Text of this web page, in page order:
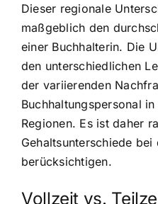
Dieser regionale
maßgeblich den
einer Buchhalterin. Die
den unterschiedlichen
der variierenden
Buchhaltungspersonal
Regionen. Es ist daher
Gehaltsunterschiede
berücksichtigen.
Vollzeit vs.